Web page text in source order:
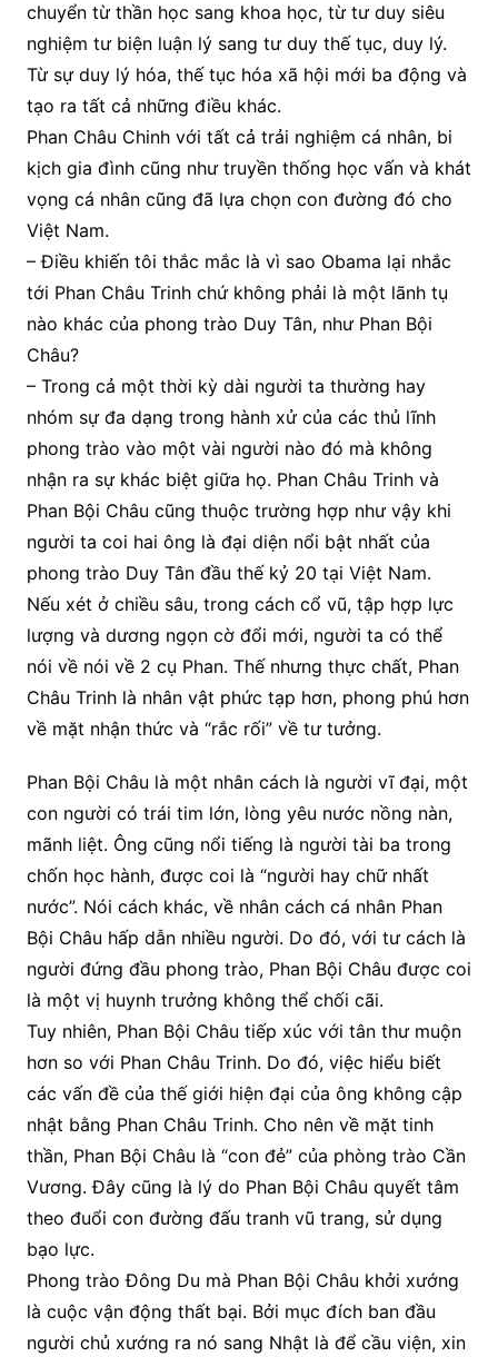
chuyển từ thần học sang khoa học, từ tư duy siêu
nghiệm tư biện luận lý sang tư duy thế tục, duy lý.
Từ sự duy lý hóa, thế tục hóa xã hội mới ba động và
tạo ra tất cả những điều khác.
Phan Châu Chinh với tất cả trải nghiệm cá nhân, bi
kịch gia đình cũng như truyền thống học vấn và khát
vọng cá nhân cũng đã lựa chọn con đường đó cho
Việt Nam.
– Điều khiến tôi thắc mắc là vì sao Obama lại nhắc
tới Phan Châu Trinh chứ không phải là một lãnh tụ
nào khác của phong trào Duy Tân, như Phan Bội
Châu?
– Trong cả một thời kỳ dài người ta thường hay
nhóm sự đa dạng trong hành xử của các thủ lĩnh
phong trào vào một vài người nào đó mà không
nhận ra sự khác biệt giữa họ. Phan Châu Trinh và
Phan Bội Châu cũng thuộc trường hợp như vậy khi
người ta coi hai ông là đại diện nổi bật nhất của
phong trào Duy Tân đầu thế kỷ 20 tại Việt Nam.
Nếu xét ở chiều sâu, trong cách cổ vũ, tập hợp lực
lượng và dương ngọn cờ đổi mới, người ta có thể
nói về nói về 2 cụ Phan. Thế nhưng thực chất, Phan
Châu Trinh là nhân vật phức tạp hơn, phong phú hơn
về mặt nhận thức và “rắc rối” về tư tưởng.
Phan Bội Châu là một nhân cách là người vĩ đại, một
con người có trái tim lớn, lòng yêu nước nồng nàn,
mãnh liệt. Ông cũng nổi tiếng là người tài ba trong
chốn học hành, được coi là “người hay chữ nhất
nước”. Nói cách khác, về nhân cách cá nhân Phan
Bội Châu hấp dẫn nhiều người. Do đó, với tư cách là
người đứng đầu phong trào, Phan Bội Châu được coi
là một vị huynh trưởng không thể chối cãi.
Tuy nhiên, Phan Bội Châu tiếp xúc với tân thư muộn
hơn so với Phan Châu Trinh. Do đó, việc hiểu biết
các vấn đề của thế giới hiện đại của ông không cập
nhật bằng Phan Châu Trinh. Cho nên về mặt tinh
thần, Phan Bội Châu là “con đẻ” của phòng trào Cần
Vương. Đây cũng là lý do Phan Bội Châu quyết tâm
theo đuổi con đường đấu tranh vũ trang, sử dụng
bạo lực.
Phong trào Đông Du mà Phan Bội Châu khởi xướng
là cuộc vận động thất bại. Bởi mục đích ban đầu
người chủ xướng ra nó sang Nhật là để cầu viện, xin